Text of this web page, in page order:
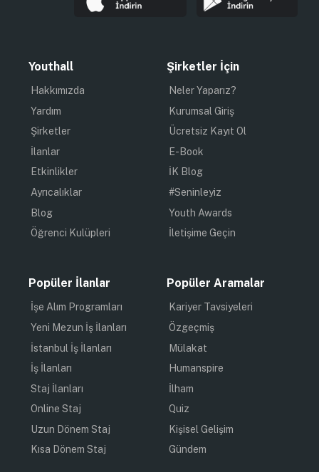
Youthall
Hakkımızda
Yardım
Şirketler
İlanlar
Etkinlikler
Ayrıcalıklar
Blog
Öğrenci Kulüpleri
Şirketler İçin
Neler Yaparız?
Kurumsal Giriş
Ücretsiz Kayıt Ol
E-Book
İK Blog
#Seninleyiz
Youth Awards
İletişime Geçin
Popüler İlanlar
İşe Alım Programları
Yeni Mezun İş İlanları
İstanbul İş İlanları
İş İlanları
Staj İlanları
Online Staj
Uzun Dönem Staj
Kısa Dönem Staj
Popüler Aramalar
Kariyer Tavsiyeleri
Özgeçmiş
Mülakat
Humanspire
İlham
Quiz
Kişisel Gelişim
Gündem